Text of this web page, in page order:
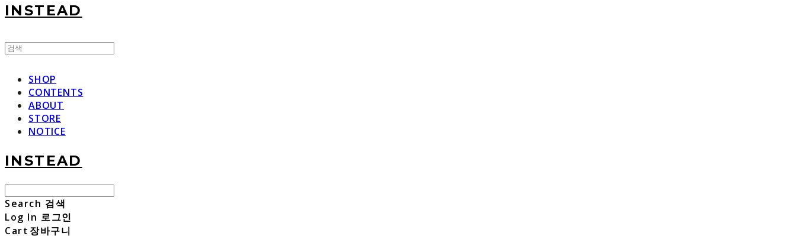
INSTEAD
SHOP
CONTENTS
ABOUT
STORE
NOTICE
INSTEAD
Search 검색
Log In 로그인
Cart 장바구니